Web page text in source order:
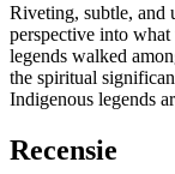
Riveting, subtle, and
perspective into
legends walked
the spiritual
Indigenous legends
Recensie